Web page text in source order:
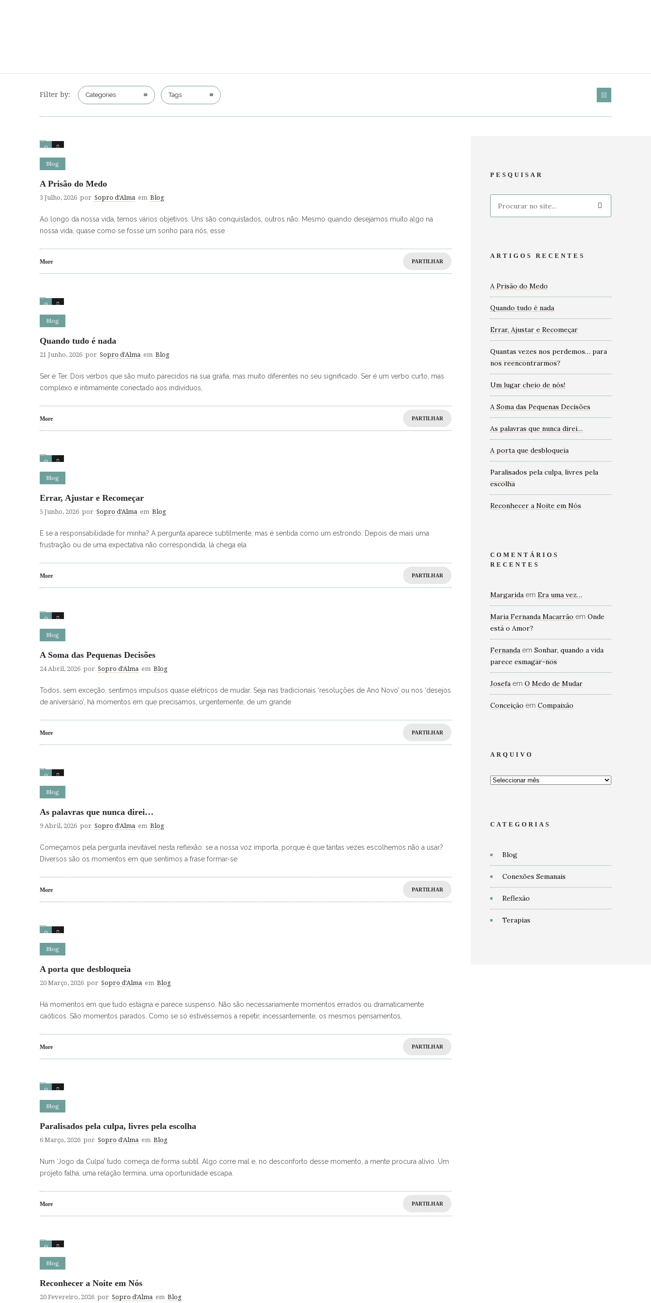
Filter by: Categories Tags
0 0
Blog
A Prisão do Medo
3 Julho, 2026 por Sopro d'Alma em Blog
Ao longo da nossa vida, temos vários objetivos. Uns são conquistados, outros não. Mesmo quando desejamos muito algo na
nossa vida, quase como se fosse um sonho para nós, esse
More PARTILHAR
0 0
Blog
Quando tudo é nada
21 Junho, 2026 por Sopro d'Alma em Blog
Ser e Ter. Dois verbos que são muito parecidos na sua grafia, mas muito diferentes no seu significado. Ser é um verbo curto, mas
complexo e intimamente conectado aos indivíduos,
More PARTILHAR
0 4
Blog
Errar, Ajustar e Recomeçar
5 Junho, 2026 por Sopro d'Alma em Blog
E se a responsabilidade for minha? A pergunta aparece subtilmente, mas é sentida como um estrondo. Depois de mais uma
frustração ou de uma expectativa não correspondida, lá chega ela
More PARTILHAR
0 0
Blog
A Soma das Pequenas Decisões
24 Abril, 2026 por Sopro d'Alma em Blog
Todos, sem exceção, sentimos impulsos quase elétricos de mudar. Seja nas tradicionais ‘resoluções de Ano Novo’ ou nos ‘desejos
de aniversário’, há momentos em que precisamos, urgentemente, de um grande
More PARTILHAR
0 0
Blog
As palavras que nunca direi…
9 Abril, 2026 por Sopro d'Alma em Blog
Começamos pela pergunta inevitável nesta reflexão: se a nossa voz importa, porque é que tantas vezes escolhemos não a usar?
Diversos são os momentos em que sentimos a frase formar-se
More PARTILHAR
0 0
Blog
A porta que desbloqueia
20 Março, 2026 por Sopro d'Alma em Blog
Há momentos em que tudo estagna e parece suspenso. Não são necessariamente momentos errados ou dramaticamente
caóticos. São momentos parados. Como se só estivéssemos a repetir, incessantemente, os mesmos pensamentos,
More PARTILHAR
0 0
Blog
Paralisados pela culpa, livres pela escolha
6 Março, 2026 por Sopro d'Alma em Blog
Num ‘Jogo da Culpa’ tudo começa de forma subtil. Algo corre mal e, no desconforto desse momento, a mente procura alívio. Um
projeto falha, uma relação termina, uma oportunidade escapa.
More PARTILHAR
0 0
Blog
Reconhecer a Noite em Nós
20 Fevereiro, 2026 por Sopro d'Alma em Blog
PESQUISAR
ARTIGOS RECENTES
A Prisão do Medo
Quando tudo é nada
Errar, Ajustar e Recomeçar
Quantas vezes nos perdemos… para
nos reencontrarmos?
Um lugar cheio de nós!
A Soma das Pequenas Decisões
As palavras que nunca direi…
A porta que desbloqueia
Paralisados pela culpa, livres pela
escolha
Reconhecer a Noite em Nós
COMENTÁRIOS
RECENTES
Margarida em Era uma vez…
Maria Fernanda Macarrão em Onde
está o Amor?
Fernanda em Sonhar, quando a vida
parece esmagar-nos
Josefa em O Medo de Mudar
Conceição em Compaixão
ARQUIVO
CATEGORIAS
Blog
Conexões Semanais
Reflexão
Terapias